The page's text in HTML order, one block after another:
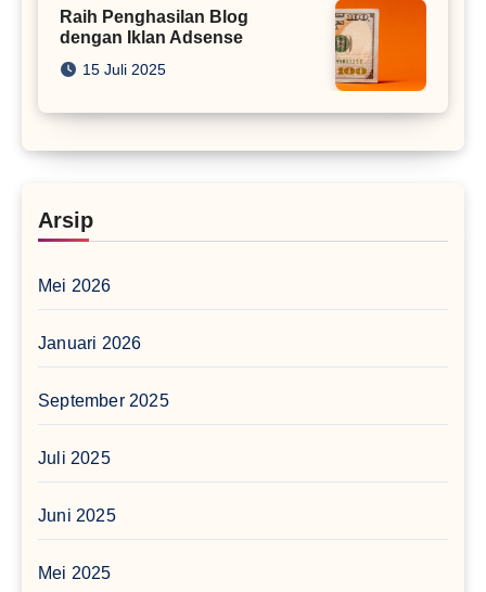
Raih Penghasilan Blog
dengan Iklan Adsense
15 Juli 2025
Arsip
Mei 2026
Januari 2026
September 2025
Juli 2025
Juni 2025
Mei 2025